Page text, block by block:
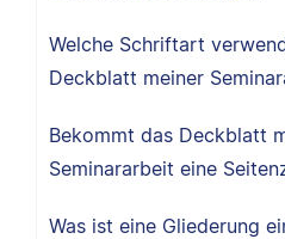
Welche Schriftart
Deckblatt meiner
Bekommt das Deckblatt
Seminararbeit eine
Was ist eine Gliederung